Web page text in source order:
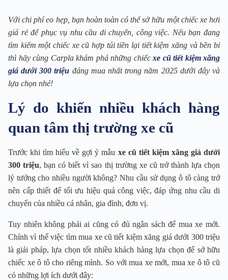
Với chi phí eo hẹp, bạn hoàn toàn có thể sở hữu một chiếc xe hơi
giá rẻ để phục vụ nhu cầu di chuyển, công việc. Nếu bạn đang
tìm kiếm một chiếc xe cũ hợp túi tiền lại tiết kiệm xăng và bền bỉ
thì hãy cùng Carpla khám phá những chiếc xe cũ tiết kiệm xăng
giá dưới 300 triệu đáng mua nhất trong năm 2025 dưới đây và
lựa chọn nhé!
Lý do khiến nhiều khách hàng
quan tâm thị trường xe cũ
Trước khi tìm hiểu về gợi ý mẫu xe cũ tiết kiệm xăng giá dưới
300 triệu, bạn có biết vì sao thị trường xe cũ trở thành lựa chọn
lý tưởng cho nhiều người không? Nhu cầu sử dụng ô tô càng trở
nên cấp thiết để tối ưu hiệu quả công việc, đáp ứng nhu cầu di
chuyển của nhiều cá nhân, gia đình, đơn vị.
Tuy nhiên không phải ai cũng có đủ ngân sách để mua xe mới.
Chính vì thế việc tìm mua xe cũ tiết kiệm xăng giá dưới 300 triệu
là giải pháp, lựa chọn tốt nhiều khách hàng lựa chọn để sở hữu
chiếc xe ô tô cho riêng mình. So với mua xe mới, mua xe ô tô cũ
có những lợi ích dưới đây: